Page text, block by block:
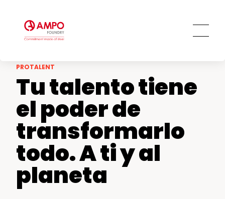
PROTALENT
Tu talento tiene
el poder de
transformarlo
todo. A ti y al
planeta